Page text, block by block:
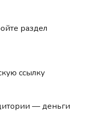
раздел
ссылку
— деньги